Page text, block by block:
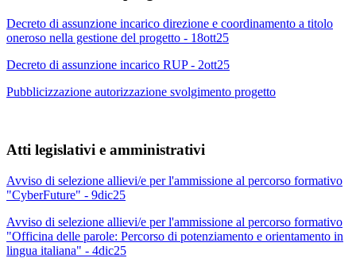
Decreto di assunzione incarico direzione e coordinamento a titolo
oneroso nella gestione del progetto - 18ott25
Decreto di assunzione incarico RUP - 2ott25
Pubblicizzazione autorizzazione svolgimento progetto
Atti legislativi e amministrativi
Avviso di selezione allievi/e per l'ammissione al percorso formativo
"CyberFuture" - 9dic25
Avviso di selezione allievi/e per l'ammissione al percorso formativo
"Officina delle parole: Percorso di potenziamento e orientamento in
lingua italiana" - 4dic25